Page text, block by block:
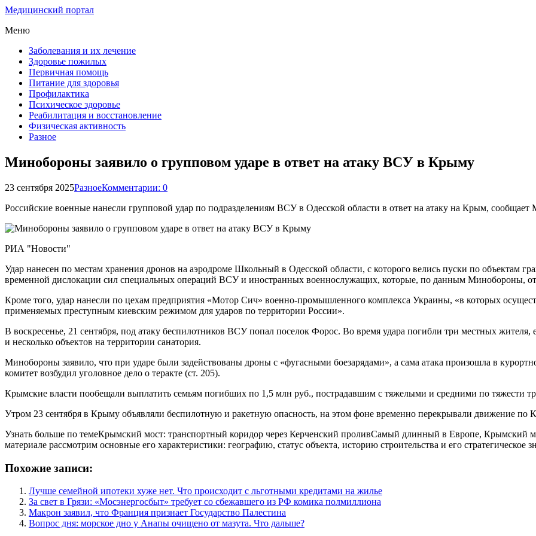
Медицинский портал
Меню
Заболевания и их лечение
Здоровье пожилых
Первичная помощь
Питание для здоровья
Профилактика
Психическое здоровье
Реабилитация и восстановление
Физическая активность
Разное
Минобороны заявило о групповом ударе в ответ на атаку ВСУ в Крыму
23 сентября 2025РазноеКомментарии: 0
Российские военные нанесли групповой удар по подразделениям ВСУ в Одесской области в ответ на атаку на Крым,
РИА "Новости"
Удар нанесен по местам хранения дронов на аэродроме Школьный в Одесской области, с которого велись пуски по объектам
временной дислокации сил специальных операций ВСУ и иностранных военнослужащих, которые, по данным Минобороны,
Кроме того, удар нанесли по цехам предприятия «Мотор Сич» военно-промышленного комплекса Украины, «в которых
применяемых преступным киевским режимом для ударов по территории России».
В воскресенье, 21 сентября, под атаку беспилотников ВСУ попал поселок Форос. Во время удара погибли три местных
и несколько объектов на территории санатория.
Минобороны заявило, что при ударе были задействованы дроны с «фугасными боезарядами», а сама атака произошла в
комитет возбудил уголовное дело о теракте (ст. 205).
Крымские власти пообещали выплатить семьям погибших по 1,5 млн руб., пострадавшим с тяжелыми и средними по тяжести
Утром 23 сентября в Крыму объявляли беспилотную и ракетную опасность, на этом фоне временно перекрывали движение по
Узнать больше по темеКрымский мост: транспортный коридор через Керченский проливСамый длинный в Европе, Крымский
материале рассмотрим основные его характеристики: географию, статус объекта, историю строительства и его стратегическое
Похожие записи:
Лучше семейной ипотеки хуже нет. Что происходит с льготными кредитами на жилье
За свет в Грязи: «Мосэнергосбыт» требует со сбежавшего из РФ комика полмиллиона
Макрон заявил, что Франция признает Государство Палестина
Вопрос дня: морское дно у Анапы очищено от мазута. Что дальше?